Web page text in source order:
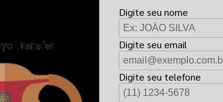
Digite seu nome
Digite seu email
Digite seu telefone